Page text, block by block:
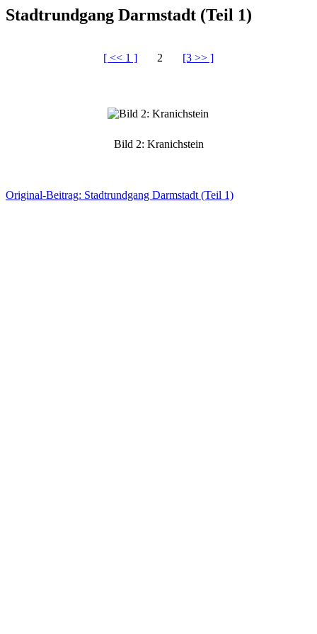
Stadtrundgang Darmstadt (Teil 1)
[ << 1 ] 2 [3 >> ]
Bild 2: Kranichstein
Original-Beitrag: Stadtrundgang Darmstadt (Teil 1)